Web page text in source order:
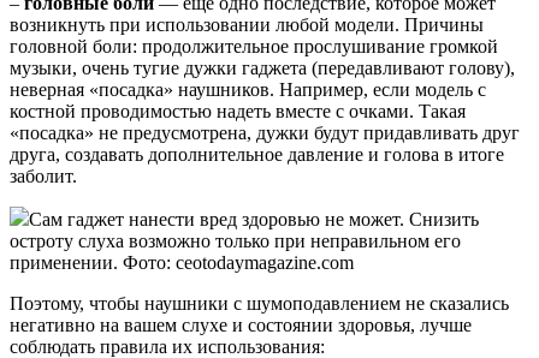
возникнуть при использовании любой модели. Причины
головной боли: продолжительное прослушивание громкой
музыки, очень тугие дужки гаджета (передавливают голову),
неверная «посадка» наушников. Например, если модель с
костной проводимостью надеть вместе с очками. Такая
«посадка» не предусмотрена, дужки будут придавливать друг
друга, создавать дополнительное давление и голова в итоге
заболит.
Сам гаджет нанести вред здоровью не может. Снизить
остроту слуха возможно только при неправильном его
применении. Фото: ceotodaymagazine.com
Поэтому, чтобы наушники с шумоподавлением не сказались
негативно на вашем слухе и состоянии здоровья, лучше
соблюдать правила их использования: